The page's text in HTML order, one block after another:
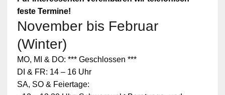
feste Termine!
November bis Februar
(Winter)
MO, MI & DO: *** Geschlossen ***
DI & FR: 14 – 16 Uhr
SA, SO & Feiertage: